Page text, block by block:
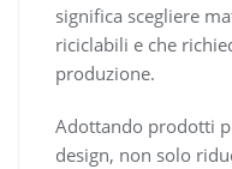
significa scegliere
riciclabili e che
produzione.
Adottando prodotti
design, non solo